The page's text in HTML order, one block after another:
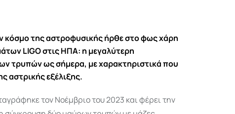
κόσμο της αστροφυσικής ήρθε στο φως χάρη
LIGO στις ΗΠΑ: η μεγαλύτερη
τρυπών ως σήμερα, με χαρακτηριστικά που
αστρικής εξέλιξης.
τον Νοέμβριο του 2023 και φέρει την